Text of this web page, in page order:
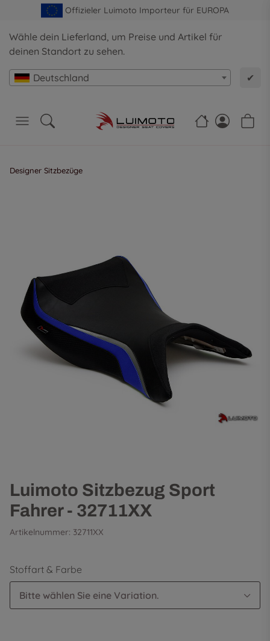
Offizieler Luimoto Importeur für EUROPA
Wähle dein Lieferland, um Preise und Artikel für
deinen Standort zu sehen.
Deutschland ✔
Designer Sitzbezüge
Luimoto Sitzbezug Sport
Fahrer - 32711XX
Artikelnummer: 32711XX
Stoffart & Farbe
Bitte wählen Sie eine Variation.